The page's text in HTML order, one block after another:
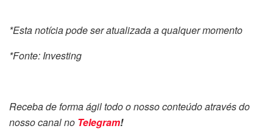
*Esta notícia pode ser atualizada a qualquer momento
*Fonte: Investing
Receba de forma ágil todo o nosso conteúdo através do
nosso canal no Telegram!